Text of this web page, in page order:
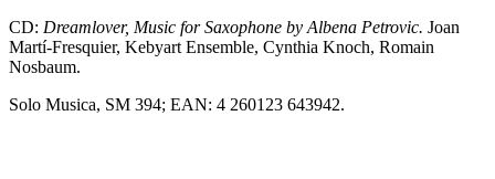
CD: Dreamlover, Music for Saxophone by Albena Petrovic. Joan
Martí-Fresquier, Kebyart Ensemble, Cynthia Knoch, Romain
Nosbaum.
Solo Musica, SM 394; EAN: 4 260123 643942.